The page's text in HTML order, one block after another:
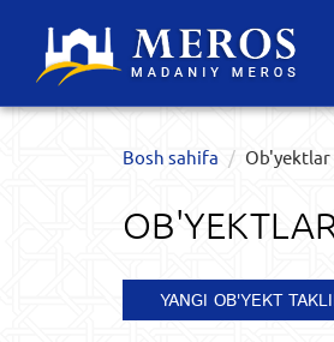
Bosh sahifa Ob'yektlar​
YANGI OB'YEKT